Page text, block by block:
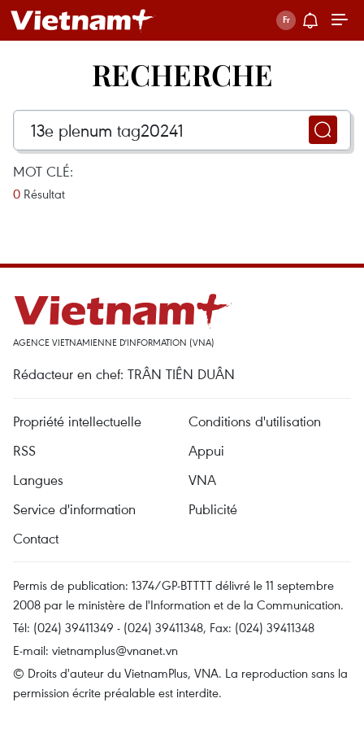
RECHERCHE
MOT CLÉ:
0 Résultat
AGENCE VIETNAMIENNE D'INFORMATION (VNA)
Rédacteur en chef: TRÂN TIÊN DUÂN
Propriété intellectuelle
Conditions d'utilisation
RSS
Appui
Langues
VNA
Service d'information
Publicité
Contact
Permis de publication: 1374/GP-BTTTT délivré le 11 septembre
2008 par le ministère de l'Information et de la Communication.
Tél: (024) 39411349 - (024) 39411348, Fax: (024) 39411348
E-mail: vietnamplus@vnanet.vn
© Droits d'auteur du VietnamPlus, VNA. La reproduction sans la
permission écrite préalable est interdite.